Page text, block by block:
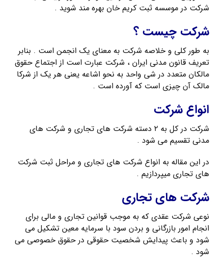
شرکت در موسسه ثبت کریم خان بهره مند شوید .
شرکت چیست ؟
به طور کلی و خلاصه شرکت به معنای یک انجمن است . بنابر
تعریف قانون مدنی ایران ، شرکت عبارت است از اجتماع حقوق
مالکان متعدد در شی واحد به نحو اشاعه یعنی هر یک از شرکا
مالک آن چیزی است که آورده است .
انواع شرکت
شرکت در کل به ۲ دسته شرکت های تجاری و شرکت های
مدنی تقسیم می شود .
در این مقاله به انواع شرکت های تجاری و مراحل ثبت شرکت
های تجاری میپردازیم .
شرکت های تجاری
نوعی شرکت عقدی که به موجب قوانین تجاری و مالی برای
انجام امور بازرگانی و بردن سود با سرمایه معین تشکیل می
شود و باعث پیدایش شخصیت حقوقی در حقوق خصوصی می
شود .